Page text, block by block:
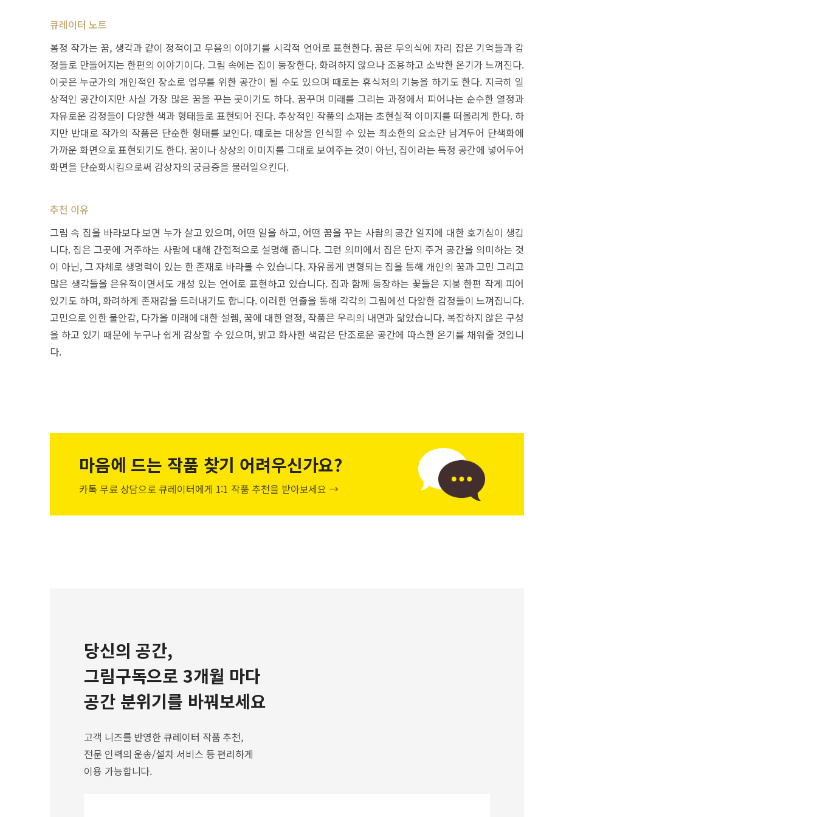
큐레이터 노트
봄정 작가는 꿈, 생각과 같이 정적이고 무음의 이야기를 시각적 언어로 표현한다. 꿈은 무의식에 자리 잡은 기억들과 감
정들로 만들어지는 한편의 이야기이다. 그림 속에는 집이 등장한다. 화려하지 않으나 조용하고 소박한 온기가 느껴진다.
이곳은 누군가의 개인적인 장소로 업무를 위한 공간이 될 수도 있으며 때로는 휴식처의 기능을 하기도 한다. 지극히 일
상적인 공간이지만 사실 가장 많은 꿈을 꾸는 곳이기도 하다. 꿈꾸며 미래를 그리는 과정에서 피어나는 순수한 열정과
자유로운 감정들이 다양한 색과 형태들로 표현되어 진다. 추상적인 작품의 소재는 초현실적 이미지를 떠올리게 한다. 하
지만 반대로 작가의 작품은 단순한 형태를 보인다. 때로는 대상을 인식할 수 있는 최소한의 요소만 남겨두어 단색화에
가까운 화면으로 표현되기도 한다. 꿈이나 상상의 이미지를 그대로 보여주는 것이 아닌, 집이라는 특정 공간에 넣어두어
화면을 단순화시킴으로써 감상자의 궁금증을 불러일으킨다.
추천 이유
그림 속 집을 바라보다 보면 누가 살고 있으며, 어떤 일을 하고, 어떤 꿈을 꾸는 사람의 공간 일지에 대한 호기심이 생깁
니다. 집은 그곳에 거주하는 사람에 대해 간접적으로 설명해 줍니다. 그런 의미에서 집은 단지 주거 공간을 의미하는 것
이 아닌, 그 자체로 생명력이 있는 한 존재로 바라볼 수 있습니다. 자유롭게 변형되는 집을 통해 개인의 꿈과 고민 그리고
많은 생각들을 은유적이면서도 개성 있는 언어로 표현하고 있습니다. 집과 함께 등장하는 꽃들은 지붕 한편 작게 피어
있기도 하며, 화려하게 존재감을 드러내기도 합니다. 이러한 연출을 통해 각각의 그림에선 다양한 감정들이 느껴집니다.
고민으로 인한 불안감, 다가올 미래에 대한 설렘, 꿈에 대한 열정, 작품은 우리의 내면과 닮았습니다. 복잡하지 않은 구성
을 하고 있기 때문에 누구나 쉽게 감상할 수 있으며, 밝고 화사한 색감은 단조로운 공간에 따스한 온기를 채워줄 것입니
다.
마음에 드는 작품 찾기 어려우신가요?
카톡 무료 상담으로 큐레이터에게 1:1 작품 추천을 받아보세요 →
당신의 공간,
그림구독으로 3개월 마다
공간 분위기를 바꿔보세요
고객 니즈를 반영한 큐레이터 작품 추천,
전문 인력의 운송/설치 서비스 등 편리하게
이용 가능합니다.